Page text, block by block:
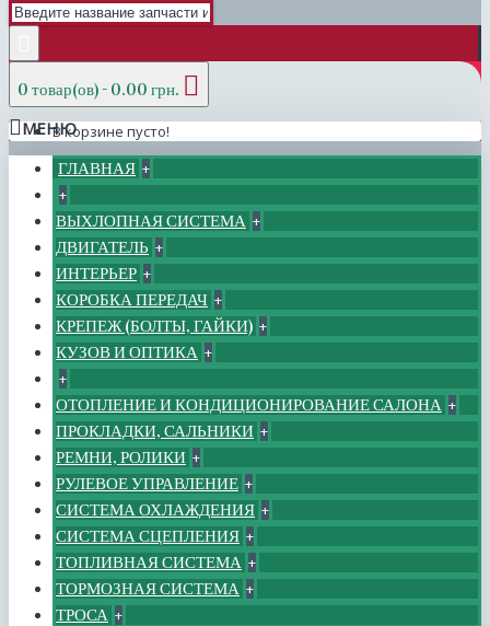
0 товар(ов) - 0.00 грн.
В корзине пусто!
МЕНЮ
ГЛАВНАЯ +
+
ВЫХЛОПНАЯ СИСТЕМА +
ДВИГАТЕЛЬ +
ИНТЕРЬЕР +
КОРОБКА ПЕРЕДАЧ +
КРЕПЕЖ (БОЛТЫ, ГАЙКИ) +
КУЗОВ И ОПТИКА +
+
ОТОПЛЕНИЕ И КОНДИЦИОНИРОВАНИЕ САЛОНА +
ПРОКЛАДКИ, САЛЬНИКИ +
РЕМНИ, РОЛИКИ +
РУЛЕВОЕ УПРАВЛЕНИЕ +
СИСТЕМА ОХЛАЖДЕНИЯ +
СИСТЕМА СЦЕПЛЕНИЯ +
ТОПЛИВНАЯ СИСТЕМА +
ТОРМОЗНАЯ СИСТЕМА +
ТРОСА +